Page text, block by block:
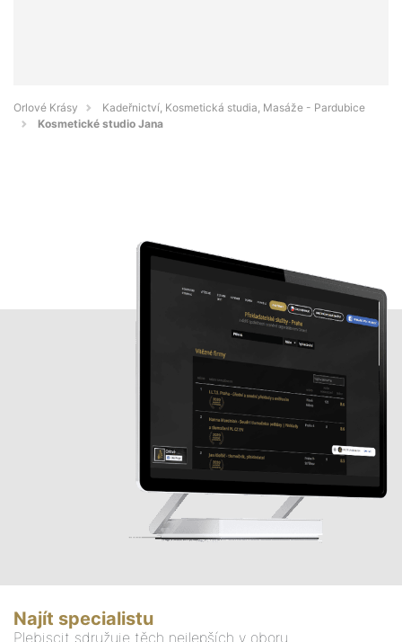
Orlové Krásy
Kadeřnictví, Kosmetická studia, Masáže - Pardubice
Kosmetické studio Jana
Najít specialistu
Plebiscit sdružuje těch nejlepších v oboru